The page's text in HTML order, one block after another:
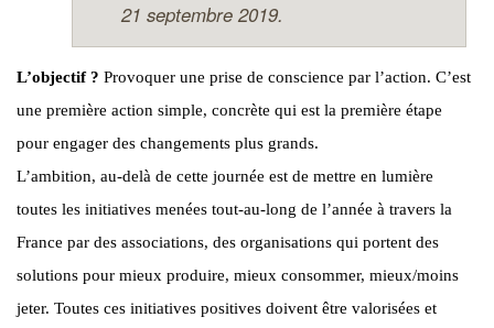
21 septembre 2019.
L’objectif ? Provoquer une prise de conscience par l’action. C’est
une première action simple, concrète qui est la première étape
pour engager des changements plus grands.
L’ambition, au-delà de cette journée est de mettre en lumière
toutes les initiatives menées tout-au-long de l’année à travers la
France par des associations, des organisations qui portent des
solutions pour mieux produire, mieux consommer, mieux/moins
jeter. Toutes ces initiatives positives doivent être valorisées et